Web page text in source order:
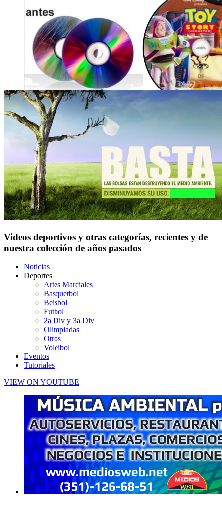
Videos deportivos y otras categorías, recientes y de
nuestra colección de años pasados
Noticias
Deportes
Artes Marciales
Basquetbol
Beisbol
Futbol
2a Div y 3a Div
Olimpiadas
Otros
Voleibol
Eventos
Tutoriales
VIEW ON YOUTUBE